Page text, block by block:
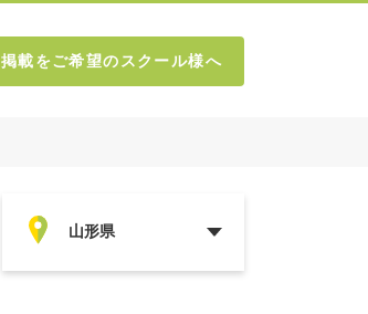
掲載をご希望のスクール様へ